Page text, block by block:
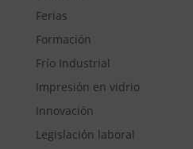
Ferias
Formación
Frío Industrial
Impresión en vidrio
Innovación
Legislación laboral